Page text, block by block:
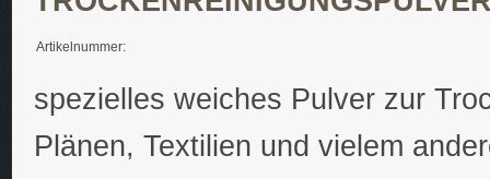
Artikelnummer:
spezielles weiches Pulver zur
Plänen, Textilien und vielem